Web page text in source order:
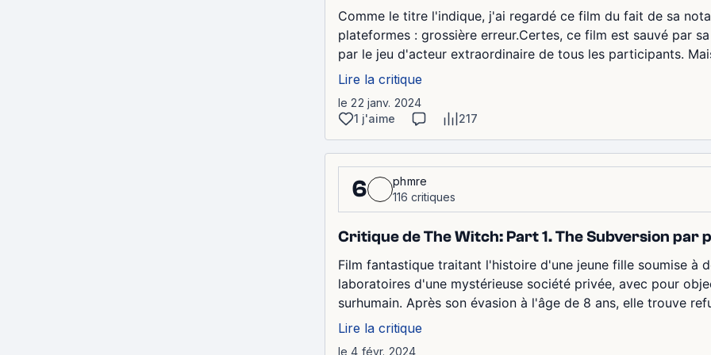
Comme le titre l'indique, j'ai regardé ce film du fait de sa
plateformes : grossière erreur.Certes, ce film est sauvé par
par le jeu d'acteur extraordinaire de tous les participants.
Lire la critique
le 22 janv. 2024
1 j'aime
217
6
phmre
116 critiques
Critique de The Witch: Part 1. The Subversion par
Film fantastique traitant l'histoire d'une jeune fille soumise à
laboratoires d'une mystérieuse société privée, avec pour
surhumain. Après son évasion à l'âge de 8 ans, elle trouve
Lire la critique
le 4 févr. 2024